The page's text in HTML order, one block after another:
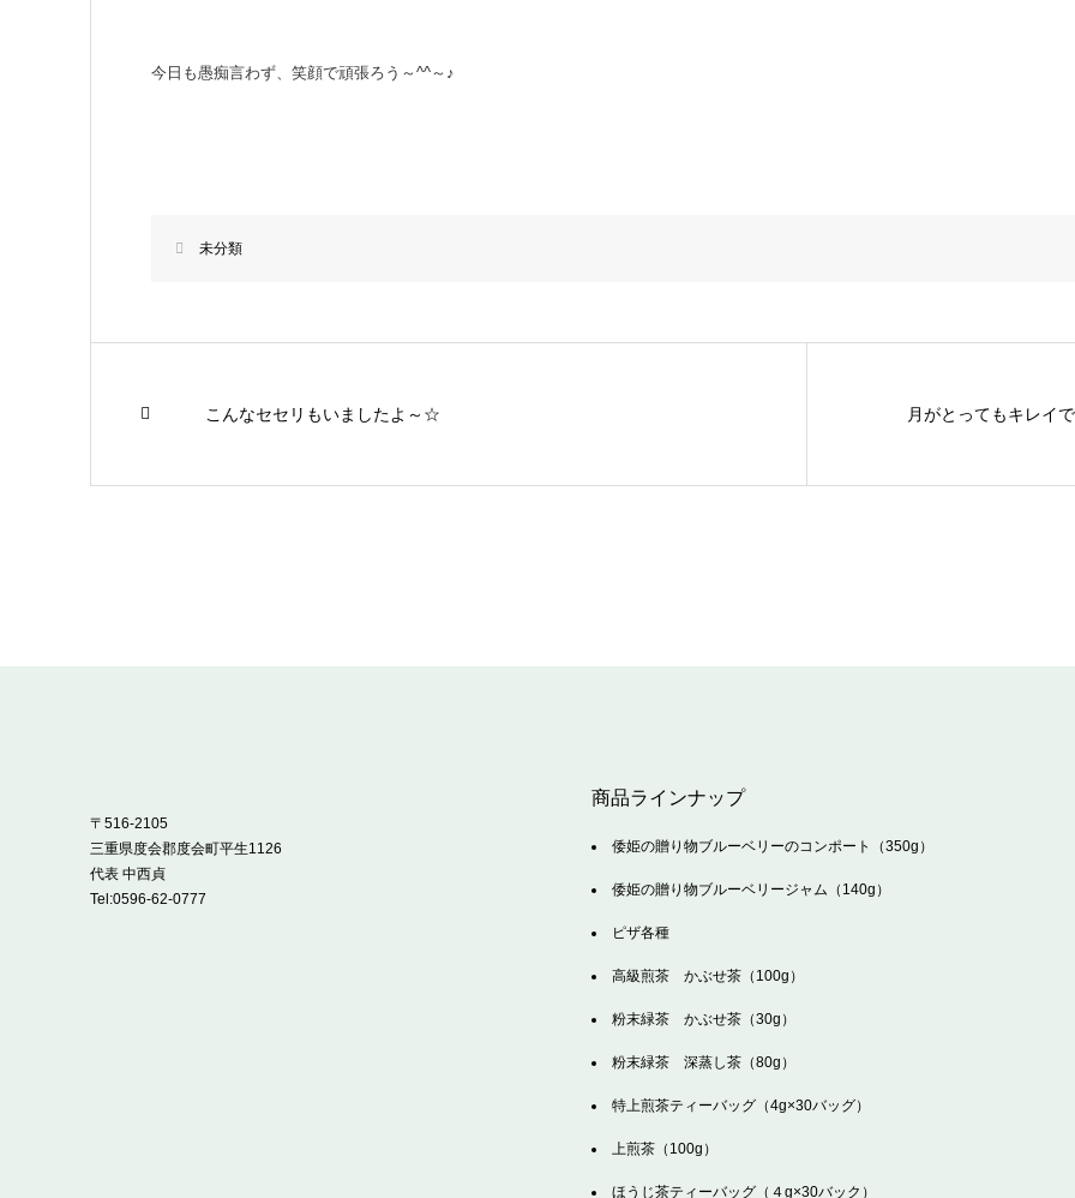
今日も愚痴言わず、笑顔で頑張ろう～^^～♪
未分類
こんなセセリもいましたよ～☆ 月がとってもキレイ
〒516-2105
三重県度会郡度会町平生1126
代表 中西貞
Tel:0596-62-0777
商品ラインナップ
倭姫の贈り物ブルーベリーのコンポート（350g）
倭姫の贈り物ブルーベリージャム（140g）
ピザ各種
高級煎茶 かぶせ茶（100g）
粉末緑茶 かぶせ茶（30g）
粉末緑茶 深蒸し茶（80g）
特上煎茶ティーバッグ（4g×30バッグ）
上煎茶（100g）
ほうじ茶ティーバッグ（４g×30バック）